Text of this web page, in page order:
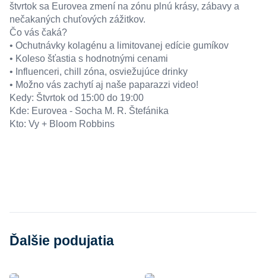
štvrtok sa Eurovea zmení na zónu plnú krásy, zábavy a
nečakaných chuťových zážitkov.
Čo vás čaká?
• Ochutnávky kolagénu a limitovanej edície gumíkov
• Koleso šťastia s hodnotnými cenami
• Influenceri, chill zóna, osviežujúce drinky
• Možno vás zachytí aj naše paparazzi video!
Kedy: Štvrtok od 15:00 do 19:00
Kde: Eurovea - Socha M. R. Štefánika
Kto: Vy + Bloom Robbins
Ďalšie podujatia